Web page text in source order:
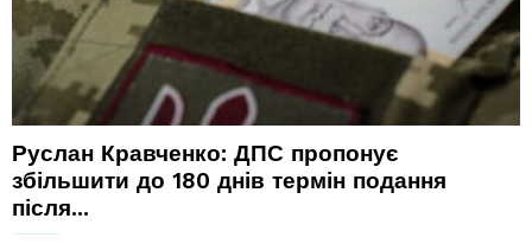
Руслан Кравченко: ДПС пропонує
збільшити до 180 днів термін подання
після...